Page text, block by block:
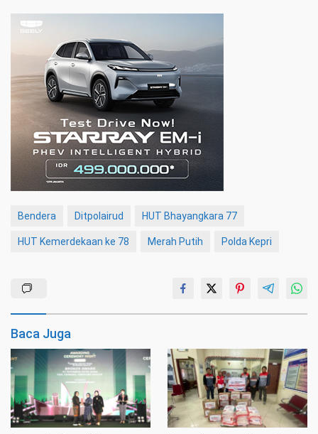
Bendera Ditpolairud HUT Bhayangkara 77
HUT Kemerdekaan ke 78 Merah Putih Polda Kepri
Baca Juga